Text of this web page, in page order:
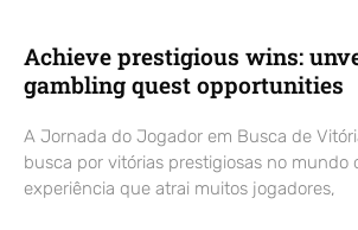
Achieve prestigious wins:
gambling quest opportunities
A Jornada do Jogador em Busca de
busca por vitórias prestigiosas no mundo
experiência que atrai muitos jogadores,